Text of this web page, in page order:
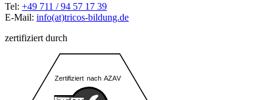
Tel: +49 711 / 94 57 17 39
E-Mail: info(at)tricos-bildung.de
zertifiziert durch